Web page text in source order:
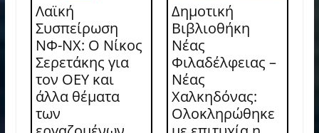
Λαϊκή
Συσπείρωση
ΝΦ-ΝΧ: O Νίκος
Σερετάκης για
τον ΟΕΥ και
άλλα θέματα
των
Δημοτική
Βιβλιοθήκη
Νέας
Φιλαδέλφειας –
Νέας
Χαλκηδόνας:
Ολοκληρώθηκε